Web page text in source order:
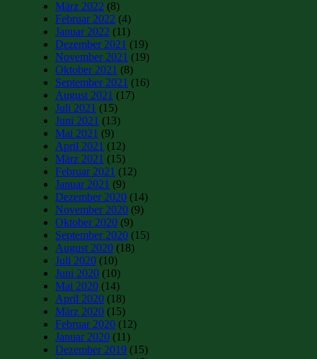
März 2022 (8)
Februar 2022 (4)
Januar 2022 (11)
Dezember 2021 (19)
November 2021 (19)
Oktober 2021 (8)
September 2021 (16)
August 2021 (17)
Juli 2021 (15)
Juni 2021 (13)
Mai 2021 (9)
April 2021 (12)
März 2021 (15)
Februar 2021 (12)
Januar 2021 (9)
Dezember 2020 (14)
November 2020 (9)
Oktober 2020 (9)
September 2020 (15)
August 2020 (18)
Juli 2020 (10)
Juni 2020 (10)
Mai 2020 (14)
April 2020 (18)
März 2020 (15)
Februar 2020 (12)
Januar 2020 (11)
Dezember 2019 (15)